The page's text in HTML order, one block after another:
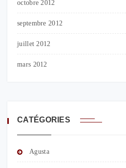
octobre 2012
septembre 2012
juillet 2012
mars 2012
CATÉGORIES
Agusta